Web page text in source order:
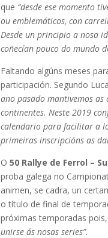
que “desde ese momento
ou emblemáticos, con
Desde un principio a nosa
coñecían pouco do mundo
Faltando algúns meses
participación. Segundo
ano pasado mantivemos
continentes. Neste 2019
calendario para facilitar a
primeiras inscripcións as
O50 Rallye de Ferrol –
proba galega no
animen, se cadra, un
o título de final de
próximas temporadas
unirse ás nosas series”.